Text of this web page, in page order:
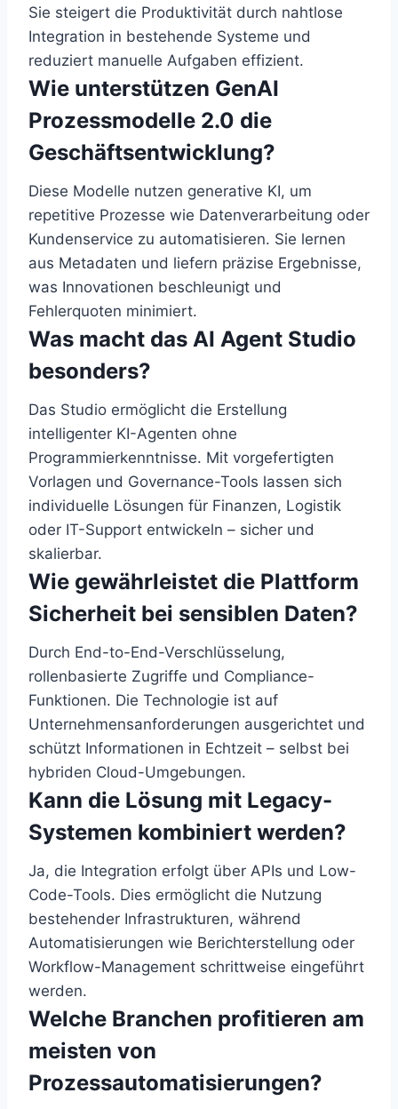
Sie steigert die Produktivität durch nahtlose
Integration in bestehende Systeme und
reduziert manuelle Aufgaben effizient.
Wie unterstützen GenAI
Prozessmodelle 2.0 die
Geschäftsentwicklung?
Diese Modelle nutzen generative KI, um
repetitive Prozesse wie Datenverarbeitung oder
Kundenservice zu automatisieren. Sie lernen
aus Metadaten und liefern präzise Ergebnisse,
was Innovationen beschleunigt und
Fehlerquoten minimiert.
Was macht das AI Agent Studio
besonders?
Das Studio ermöglicht die Erstellung
intelligenter KI-Agenten ohne
Programmierkenntnisse. Mit vorgefertigten
Vorlagen und Governance-Tools lassen sich
individuelle Lösungen für Finanzen, Logistik
oder IT-Support entwickeln – sicher und
skalierbar.
Wie gewährleistet die Plattform
Sicherheit bei sensiblen Daten?
Durch End-to-End-Verschlüsselung,
rollenbasierte Zugriffe und Compliance-
Funktionen. Die Technologie ist auf
Unternehmensanforderungen ausgerichtet und
schützt Informationen in Echtzeit – selbst bei
hybriden Cloud-Umgebungen.
Kann die Lösung mit Legacy-
Systemen kombiniert werden?
Ja, die Integration erfolgt über APIs und Low-
Code-Tools. Dies ermöglicht die Nutzung
bestehender Infrastrukturen, während
Automatisierungen wie Berichterstellung oder
Workflow-Management schrittweise eingeführt
werden.
Welche Branchen profitieren am
meisten von
Prozessautomatisierungen?